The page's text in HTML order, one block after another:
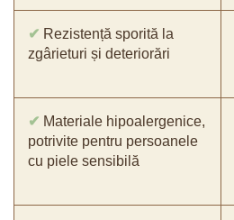
✔ Rezistență sporită la
zgârieturi și deteriorări
✔ Materiale hipoalergenice,
potrivite pentru persoanele
cu piele sensibilă